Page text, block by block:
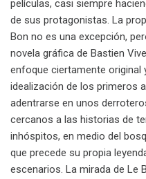
películas, casi siempre
de sus protagonistas. La
Bon no es una excepción,
novela gráfica de Bastien
enfoque ciertamente original
idealización de los primeros
adentrarse en unos
cercanos a las historias de
inhóspitos, en medio del
que precede su propia
escenarios. La mirada de Le